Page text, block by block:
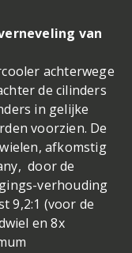
van
achterwege
de cilinders
in gelijke
voorzien. De
afkomstig
door de
verhouding
9,2:1 (voor de
en 8x